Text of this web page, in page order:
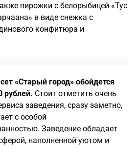
пирожки с белорыбицей «Тус
в виде снежка с
конфитюра и
«Старый город» обойдется
рублей. Стоит отметить очень
заведения, сразу заметно,
с особой
Заведение обладает
наполненной уютом и